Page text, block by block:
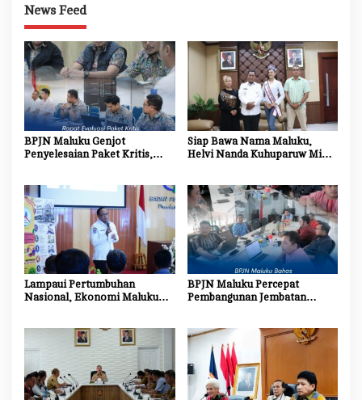
News Feed
BPJN Maluku Genjot
Penyelesaian Paket Kritis,
Siap Bawa Nama Maluku,
Helvi Nanda Kuhuparuw Minta
Lampaui Pertumbuhan
Nasional, Ekonomi Maluku
BPJN Maluku Percepat
Pembangunan Jembatan
Menghubungkan Harapan
Masyarakat Kepulauan